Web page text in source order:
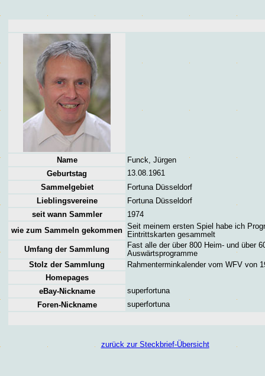
Name
Funck, Jürgen
Geburtstag
13.08.1961
Sammelgebiet
Fortuna Düsseldorf
Lieblingsvereine
Fortuna Düsseldorf
seit wann Sammler
1974
wie zum Sammeln gekommen Seit meinem ersten Spiel habe ich
Eintrittskarten gesammelt
Umfang der Sammlung
Fast alle der über 800 Heim- und über
Auswärtsprogramme
Stolz der Sammlung
Rahmenterminkalender vom WFV von
Homepages
eBay-Nickname
superfortuna
Foren-Nickname superfortuna
zurück zur Steckbrief-Übersicht